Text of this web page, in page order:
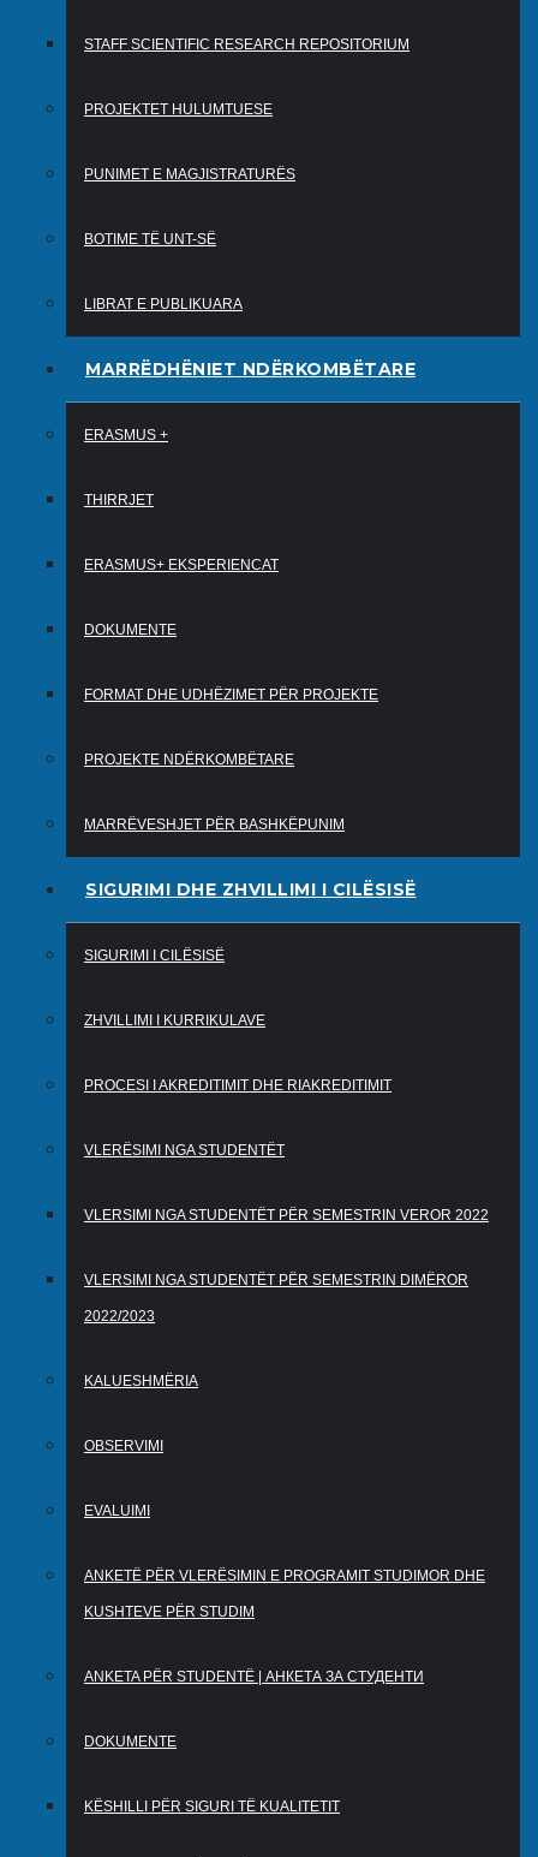
STAFF SCIENTIFIC RESEARCH REPOSITORIUM
PROJEKTET HULUMTUESE
PUNIMET E MAGJISTRATURËS
BOTIME TË UNT-SË
LIBRAT E PUBLIKUARA
MARRËDHËNIET NDËRKOMBËTARE
ERASMUS +
THIRRJET
ERASMUS+ EKSPERIENCAT
DOKUMENTE
FORMAT DHE UDHËZIMET PËR PROJEKTE
PROJEKTE NDËRKOMBËTARE
MARRËVESHJET PËR BASHKËPUNIM
SIGURIMI DHE ZHVILLIMI I CILËSISË
SIGURIMI I CILËSISË
ZHVILLIMI I KURRIKULAVE
PROCESI I AKREDITIMIT DHE RIAKREDITIMIT
VLERËSIMI NGA STUDENTËT
VLERSIMI NGA STUDENTËT PËR SEMESTRIN VEROR 2022
VLERSIMI NGA STUDENTËT PËR SEMESTRIN DIMËROR
2022/2023
KALUESHMËRIA
OBSERVIMI
EVALUIMI
ANKETË PËR VLERËSIMIN E PROGRAMIT STUDIMOR DHE
KUSHTEVE PËR STUDIM
ANKETA PËR STUDENTË | АНКЕТА ЗА СТУДЕНТИ
DOKUMENTE
KËSHILLI PËR SIGURI TË KUALITETIT